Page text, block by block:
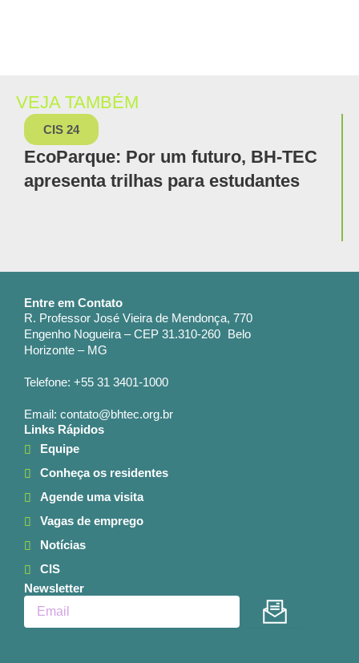
VEJA TAMBÉM
CIS 24
EcoParque: Por um futuro, BH-TEC
apresenta trilhas para estudantes
Entre em Contato
R. Professor José Vieira de Mendonça, 770
Engenho Nogueira – CEP 31.310-260 Belo
Horizonte – MG
Telefone: +55 31 3401-1000
Email: contato@bhtec.org.br
Links Rápidos
Equipe
Conheça os residentes
Agende uma visita
Vagas de emprego
Notícias
CIS
Newsletter
Enviar